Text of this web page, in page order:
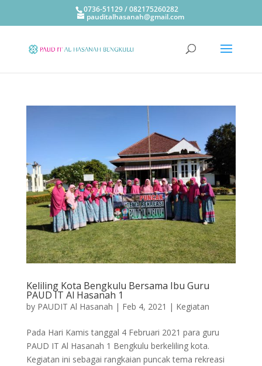
0736-51129 / 082175260282
pauditalhasanah@gmail.com
Keliling Kota Bengkulu Bersama Ibu Guru
PAUD IT Al Hasanah 1
by PAUDIT Al Hasanah | Feb 4, 2021 | Kegiatan
Pada Hari Kamis tanggal 4 Februari 2021 para guru
PAUD IT Al Hasanah 1 Bengkulu berkeliling kota.
Kegiatan ini sebagai rangkaian puncak tema rekreasi